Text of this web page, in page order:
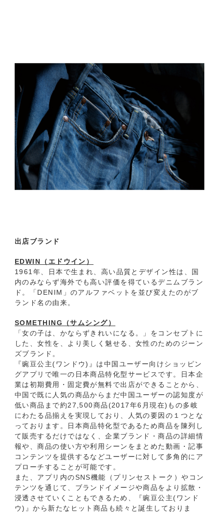
出店ブランド
EDWIN（エドウイン）
1961年、日本で生まれ、高い品質とデザイン性は、国
内のみならず海外でも高い評価を得ているデニムブラン
ド。「DENIM」のアルファベットを並び変えたのがブ
ランド名の由来。
SOMETHING（サムシング）
「女の子は、かならずきれいになる。」をコンセプトに
した、女性を、より美しく魅せる、女性のためのジーン
ズブランド。
『豌豆公主(ワンドウ)』は中国ユーザー向けショッピン
グアプリで唯一の日本商品特化型サービスです。日本企
業は初期費用・固定費が無料で出店ができることから、
中国で既に人気の商品からまだ中国ユーザーの認知度が
低い商品まで約27,500商品(2017年6月現在)もの多岐
にわたる品揃えを実現しており、人気の要因の１つとな
っております。日本商品特化型であるため商品を陳列し
て販売するだけではなく、企業ブランド・商品の詳細情
報や、商品の使い方や利用シーンをまとめた動画・記事
コンテンツを提供するなどユーザーに対して多角的にア
プローチすることが可能です。
また、アプリ内のSNS機能（プリンセストーク）やコン
テンツを通じて、ブランドイメージや商品をより拡散・
浸透させていくこともできるため、『豌豆公主(ワンド
ウ)』から新たなヒット商品も続々と誕生しておりま